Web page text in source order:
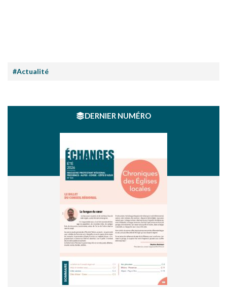
#Actualité
DERNIER NUMÉRO